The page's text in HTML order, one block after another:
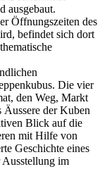
ausgebaut.
Öffnungszeiten des
befindet sich dort
Die vier
den Weg, Markt
der Kuben
Blick auf die
mit Hilfe von
Geschichte eines
Ausstellung im